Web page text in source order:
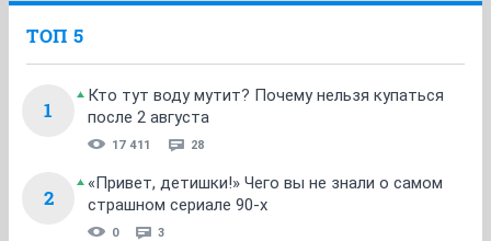
ТОП 5
1
Кто тут воду мутит? Почему нельзя купаться
после 2 августа
17 411 28
2
«Привет, детишки!» Чего вы не знали о самом
страшном сериале 90-х
0 3